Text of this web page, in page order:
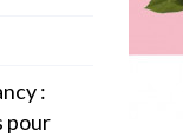
:
pour